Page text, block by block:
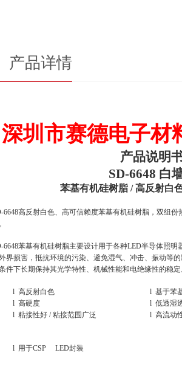
产品详情
深圳市赛德电子材
产品说明
SD-6648 白
苯基有机硅树脂 /高反射白
6648高反射白色、高可信赖度苯基有机硅树脂，双组
6648苯基有机硅树脂主要设计用于各种LED半导体照明
界损害，抵抗环境的污染、避免湿气、冲击、振动等
件下长期保持其光学特性、机械性能和电绝缘性的稳定
l 高反射白色
l 高硬度
l 粘接性好/粘接范围广泛
l 基于苯
l 低透湿
l 高流动
l 用于CSP LED封装